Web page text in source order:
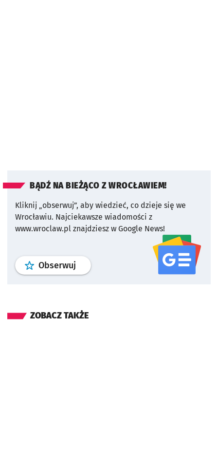
BĄDŹ NA BIEŻĄCO Z WROCŁAWIEM!
Kliknij „obserwuj”, aby wiedzieć, co dzieje się we
Wrocławiu. Najciekawsze wiadomości z
www.wroclaw.pl znajdziesz w Google News!
Obserwuj profil serwisu
ZOBACZ TAKŻE